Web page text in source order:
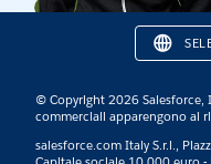
© Copyright 2026 Salesforce,
commerciali apparengono ai
salesforce.com Italy S.r.l.,